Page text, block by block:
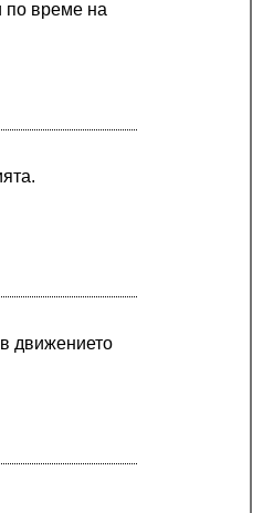
по време на
движението